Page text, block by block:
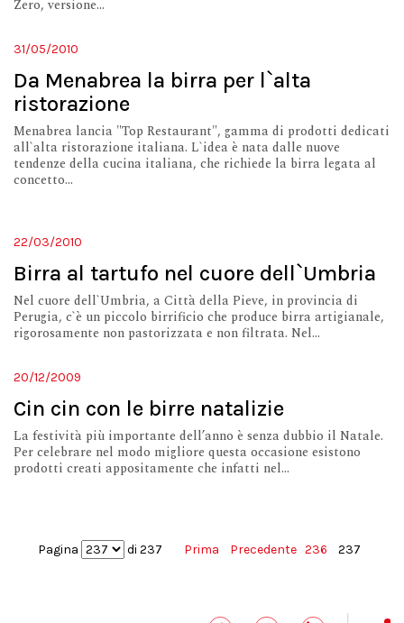
Zero, versione...
31/05/2010
Da Menabrea la birra per l`alta
ristorazione
Menabrea lancia "Top Restaurant", gamma di prodotti dedicati
all`alta ristorazione italiana. L`idea è nata dalle nuove
tendenze della cucina italiana, che richiede la birra legata al
concetto...
22/03/2010
Birra al tartufo nel cuore dell`Umbria
Nel cuore dell`Umbria, a Città della Pieve, in provincia di
Perugia, c`è un piccolo birrificio che produce birra artigianale,
rigorosamente non pastorizzata e non filtrata. Nel...
20/12/2009
Cin cin con le birre natalizie
La festività più importante dell’anno è senza dubbio il Natale.
Per celebrare nel modo migliore questa occasione esistono
prodotti creati appositamente che infatti nel...
Pagina di 237 Prima Precedente 236 237